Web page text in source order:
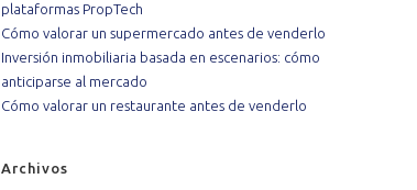
plataformas PropTech
Cómo valorar un supermercado antes de venderlo
Inversión inmobiliaria basada en escenarios: cómo
anticiparse al mercado
Cómo valorar un restaurante antes de venderlo
Archivos